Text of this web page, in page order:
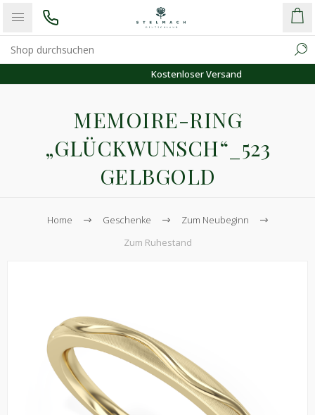
Kostenloser Versand
MEMOIRE-RING
„GLÜCKWUNSCH“_523
GELBGOLD
Home Geschenke
Zum Neubeginn
Zum Ruhestand